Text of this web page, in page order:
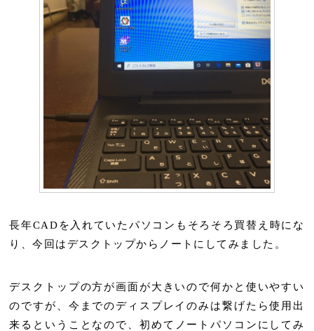
長年CADを入れていたパソコンもそろそろ買替え時にな
り、今回はデスクトップからノートにしてみました。
デスクトップの方が画面が大きいので何かと使いやすい
のですが、今までのディスプレイのみは繋げたら使用出
来るということなので、初めてノートパソコンにしてみ